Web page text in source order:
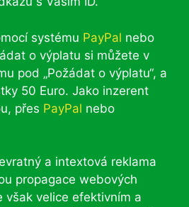
systému PayPal nebo
o výplatu si můžete v
pod „Požádat o výplatu“, a
50 Euro. Jako inzerent
přes PayPal nebo
a intextová reklama
propagace webových
však velice efektivním a